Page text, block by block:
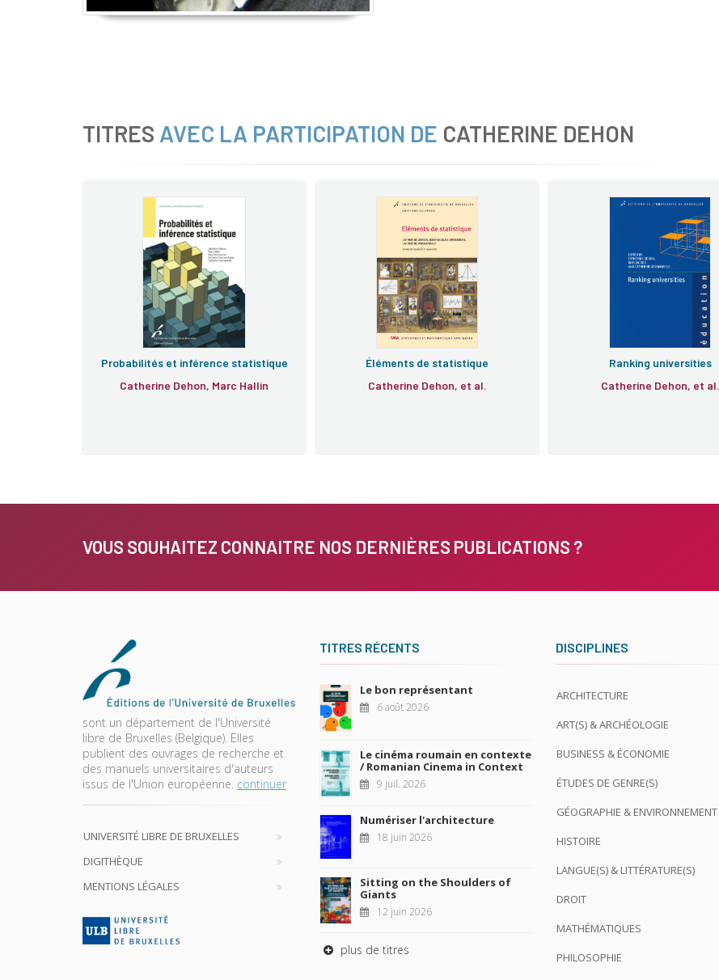
TITRES AVEC LA PARTICIPATION DE CATHERINE DEHON
Probabilités et inférence statistique
Catherine Dehon, Marc Hallin
Éléments de statistique
Catherine Dehon, et al.
Ranking universities
Catherine Dehon, et al.
VOUS SOUHAITEZ CONNAITRE NOS DERNIÈRES PUBLICATIONS ?
sont un département de l'Université
libre de Bruxelles (Belgique). Elles
publient des ouvrages de recherche et
des manuels universitaires d'auteurs
issus de l'Union européenne. continuer
UNIVERSITÉ LIBRE DE BRUXELLES
DIGITHÈQUE
MENTIONS LÉGALES
TITRES RÉCENTS
Le bon représentant
6 août 2026
Le cinéma roumain en contexte
/ Romanian Cinema in Context
9 juil. 2026
Numériser l'architecture
18 juin 2026
Sitting on the Shoulders of
Giants
12 juin 2026
plus de titres
DISCIPLINES
ARCHITECTURE
ART(S) & ARCHÉOLOGIE
BUSINESS & ÉCONOMIE
ÉTUDES DE GENRE(S)
GÉOGRAPHIE & ENVIRONNEMENT
HISTOIRE
LANGUE(S) & LITTÉRATURE(S)
DROIT
MATHÉMATIQUES
PHILOSOPHIE